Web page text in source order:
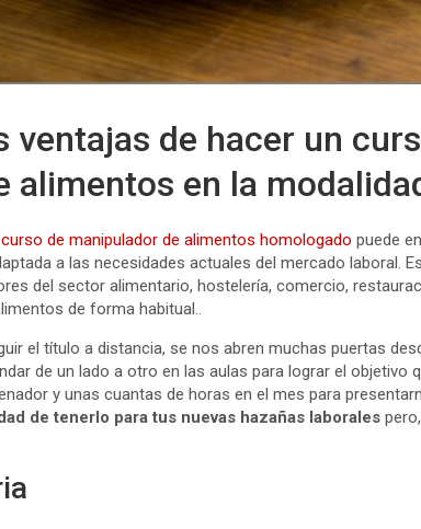
ventajas de hacer un
alimentos en la
curso de manipulador de alimentos homologado puede
a las necesidades actuales del mercado laboral.
del sector alimentario, hostelería, comercio,
de forma habitual..
el título a distancia, se nos abren muchas puertas
de un lado a otro en las aulas para lograr el objetivo
y unas cuantas de horas en el mes para
de tenerlo para tus nuevas hazañas laborales